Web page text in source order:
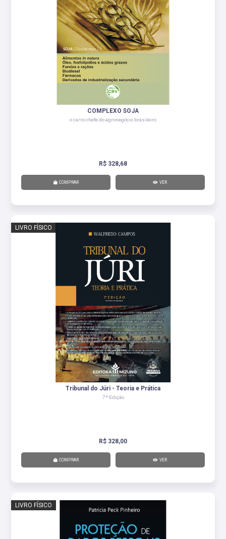
COMPLEXO SOJA
o carro chefe do agronegócio brasileiro
R$ 328,68
COMPRAR VER
LIVRO FÍSICO
Tribunal do Júri - Teoria e Prática
7ª Edição
R$ 328,00
COMPRAR VER
LIVRO FÍSICO